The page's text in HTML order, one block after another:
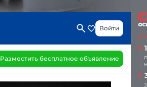
Войти
Разместить бесплатное объявление